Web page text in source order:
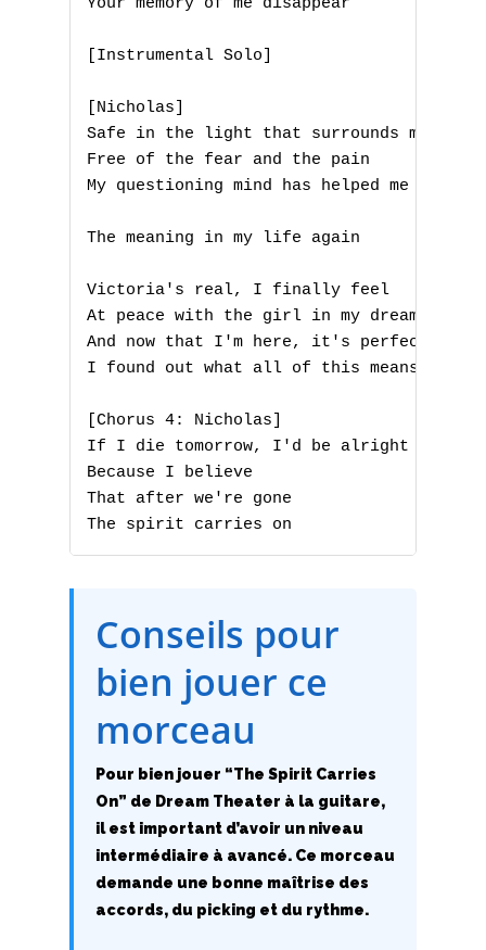
Your memory of me disappear
[Instrumental Solo]
[Nicholas]
Safe in the light that surrounds me
Free of the fear and the pain
My questioning mind has helped me to find
The meaning in my life again
Victoria's real, I finally feel
At peace with the girl in my dreams
And now that I'm here, it's perfectly
I found out what all of this means
[Chorus 4: Nicholas]
If I die tomorrow, I'd be alright
Because I believe
That after we're gone
The spirit carries on
Conseils pour
bien jouer ce
morceau
Pour bien jouer “The Spirit Carries
On” de Dream Theater à la guitare,
il est important d’avoir un niveau
intermédiaire à avancé. Ce morceau
demande une bonne maîtrise des
accords, du picking et du rythme.
I
J
K
L
M
O
P
S
T
V
W
X